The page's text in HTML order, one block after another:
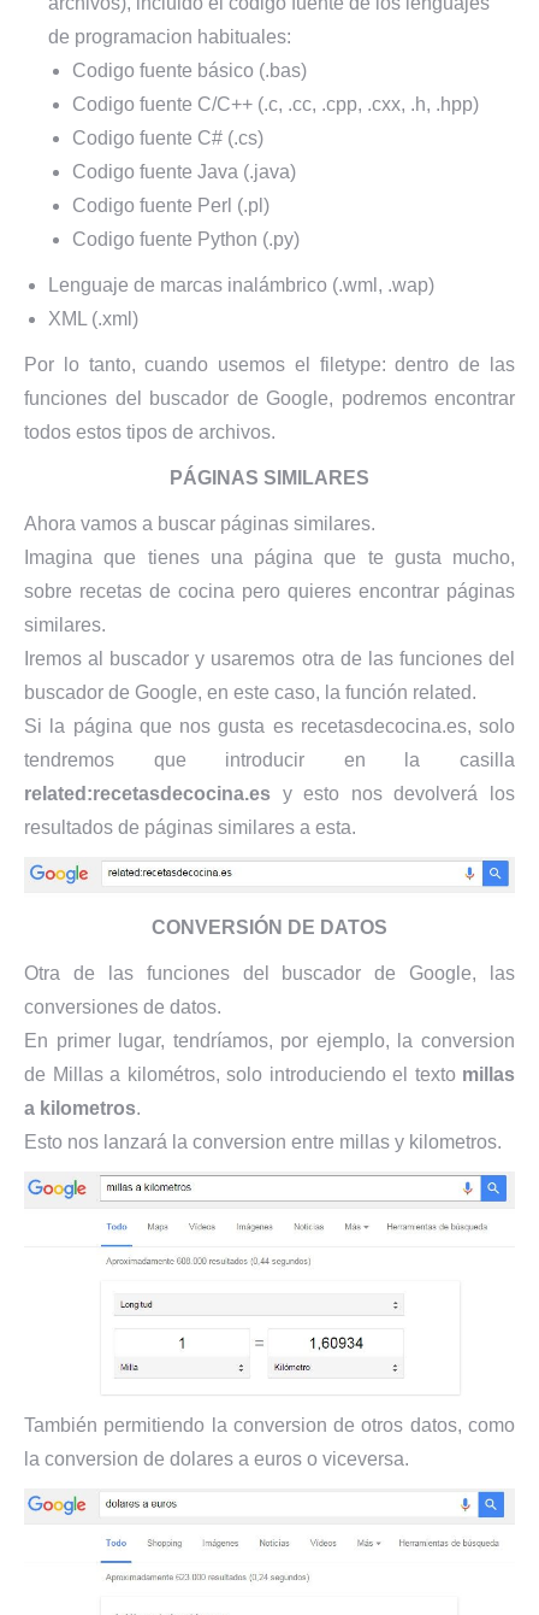
de programacion habituales:
Codigo fuente básico (.bas)
Codigo fuente C/C++ (.c, .cc, .cpp, .cxx, .h, .hpp)
Codigo fuente C# (.cs)
Codigo fuente Java (.java)
Codigo fuente Perl (.pl)
Codigo fuente Python (.py)
Lenguaje de marcas inalámbrico (.wml, .wap)
XML (.xml)
Por lo tanto, cuando usemos el filetype: dentro de las
funciones del buscador de Google, podremos encontrar
todos estos tipos de archivos.
PÁGINAS SIMILARES
Ahora vamos a buscar páginas similares.
Imagina que tienes una página que te gusta mucho,
sobre recetas de cocina pero quieres encontrar páginas
similares.
Iremos al buscador y usaremos otra de las funciones del
buscador de Google, en este caso, la función related.
Si la página que nos gusta es recetasdecocina.es, solo
tendremos que introducir en la casilla
related:recetasdecocina.es y esto nos devolverá los
resultados de páginas similares a esta.
CONVERSIÓN DE DATOS
Otra de las funciones del buscador de Google, las
conversiones de datos.
En primer lugar, tendríamos, por ejemplo, la conversion
de Millas a kilométros, solo introduciendo el texto millas
a kilometros.
Esto nos lanzará la conversion entre millas y kilometros.
También permitiendo la conversion de otros datos, como
la conversion de dolares a euros o viceversa.